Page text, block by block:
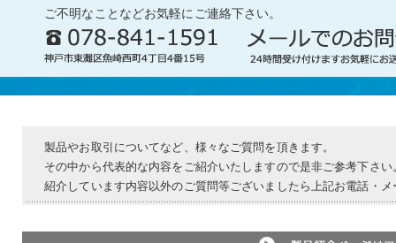
ご不明なことなどお気軽にご連絡下さい。
製品やお取引についてなど、様々なご質問を頂きます。
その中から代表的な内容をご紹介いたしますので是非ご参考下さい
紹介しています内容以外のご質問等ございましたら上記お電話・